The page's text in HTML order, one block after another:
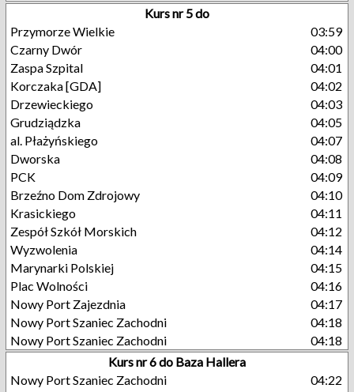
Kurs nr 5 do
Przymorze Wielkie
03:59
Czarny Dwór
04:00
Zaspa Szpital
04:01
Korczaka [GDA]
04:02
Drzewieckiego
04:03
Grudziądzka
04:05
al. Płażyńskiego
04:07
Dworska
04:08
PCK
04:09
Brzeźno Dom Zdrojowy
04:10
Krasickiego
04:11
Zespół Szkół Morskich
04:12
Wyzwolenia
04:14
Marynarki Polskiej
04:15
Plac Wolności
04:16
Nowy Port Zajezdnia
04:17
Nowy Port Szaniec Zachodni
04:18
Nowy Port Szaniec Zachodni
04:18
Kurs nr 6 do Baza Hallera
Nowy Port Szaniec Zachodni
04:22